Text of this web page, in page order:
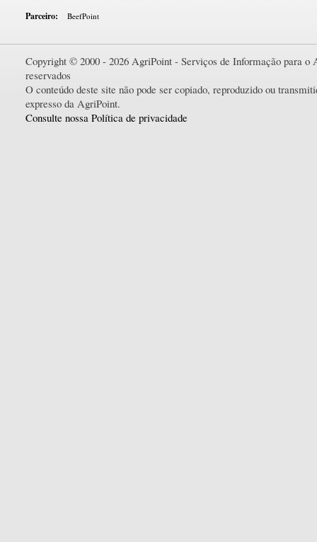
Parceiro: BeefPoint
Copyright © 2000 - 2026 AgriPoint - Serviços de Informação para o
reservados
O conteúdo deste site não pode ser copiado, reproduzido ou
expresso da AgriPoint.
Consulte nossa Política de privacidade